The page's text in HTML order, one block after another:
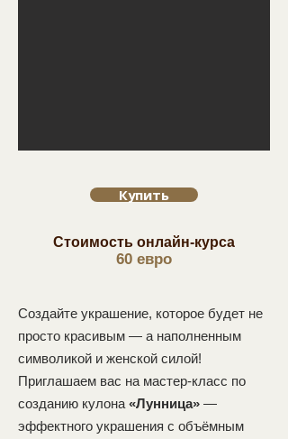
Купить
Стоимость онлайн-курса
60 евро
Создайте украшение, которое будет не
просто красивым — а наполненным
символикой и женской силой!
Приглашаем вас на мастер-класс по
созданию кулона «Лунница» —
эффектного украшения с объёмным